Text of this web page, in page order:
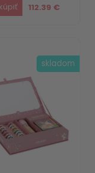
112.39 €
skladom